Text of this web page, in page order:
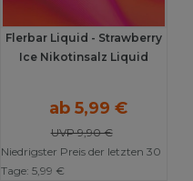
Flerbar Liquid - Strawberry
Ice Nikotinsalz Liquid
UVP 9,90 €
ab 5,99 €
Niedrigster Preis der letzten 30
Tage: 5,99 €